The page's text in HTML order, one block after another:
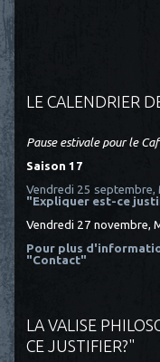
LE CALENDRIER
Pause estivale pour le
Saison 17
Vendredi 25 septembre,
"Expliquer est-ce
Vendredi 27 novembre,
Pour plus
"Contact"
LA VALISE
CE JUSTIFIER?"